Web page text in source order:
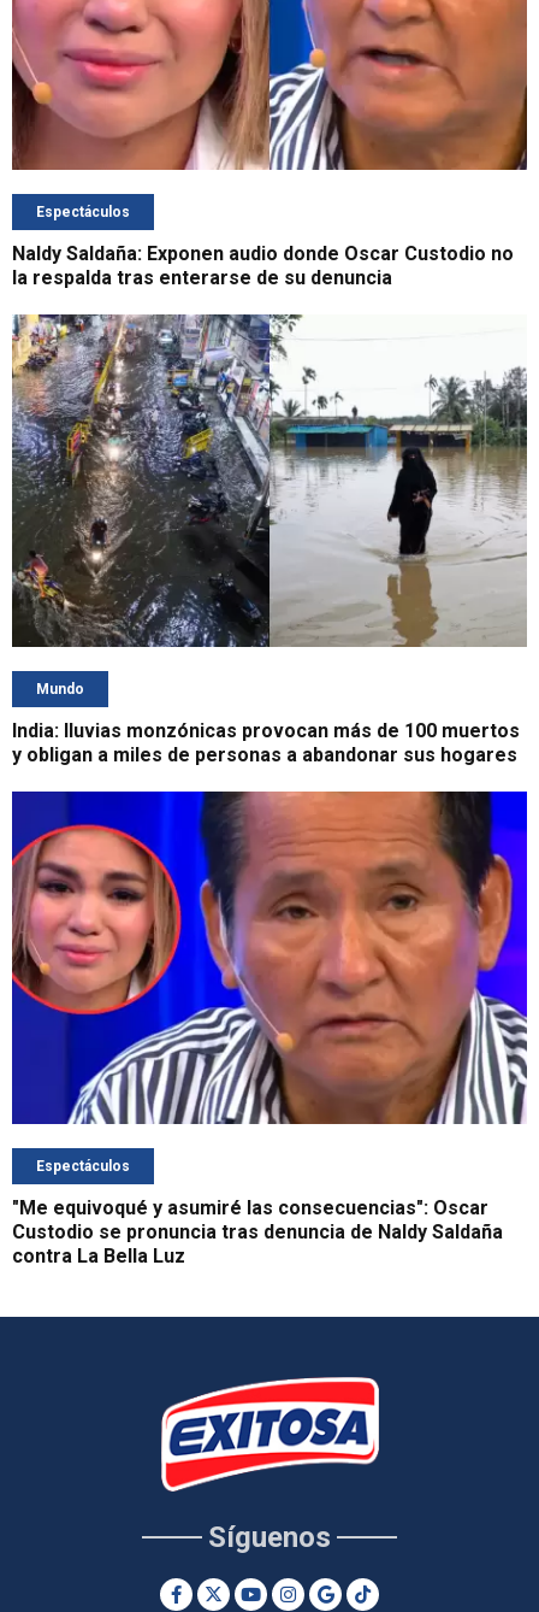
Espectáculos
Naldy Saldaña: Exponen audio donde Oscar Custodio no
la respalda tras enterarse de su denuncia
Mundo
India: lluvias monzónicas provocan más de 100 muertos
y obligan a miles de personas a abandonar sus hogares
Espectáculos
"Me equivoqué y asumiré las consecuencias": Oscar
Custodio se pronuncia tras denuncia de Naldy Saldaña
contra La Bella Luz
Síguenos